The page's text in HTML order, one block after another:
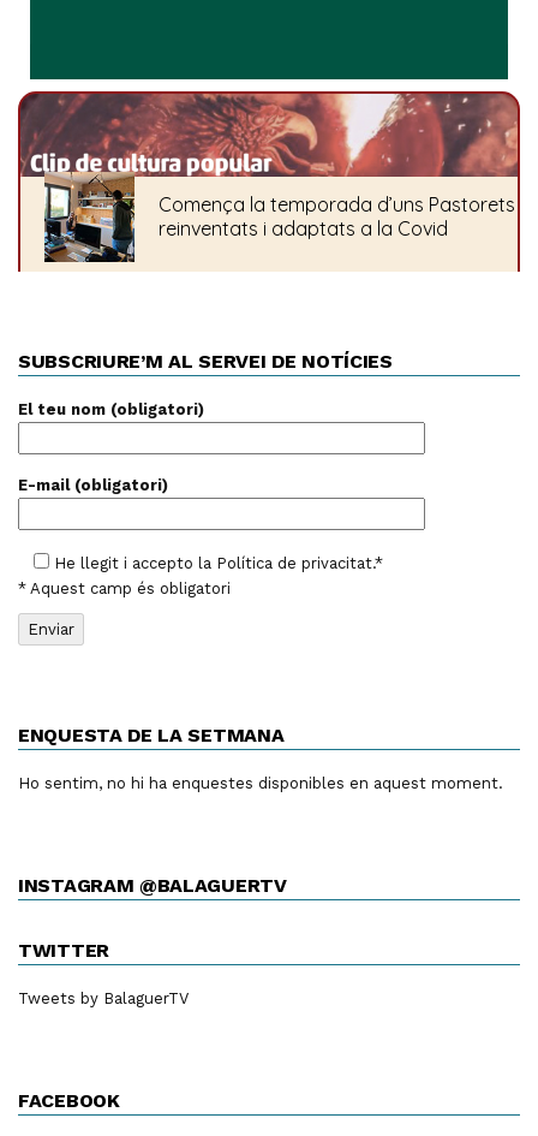
SUBSCRIURE’M AL SERVEI DE NOTÍCIES
El teu nom (obligatori)
E-mail (obligatori)
He llegit i accepto la Política de privacitat.*
* Aquest camp és obligatori
ENQUESTA DE LA SETMANA
Ho sentim, no hi ha enquestes disponibles en aquest moment.
INSTAGRAM @BALAGUERTV
TWITTER
Tweets by BalaguerTV
FACEBOOK